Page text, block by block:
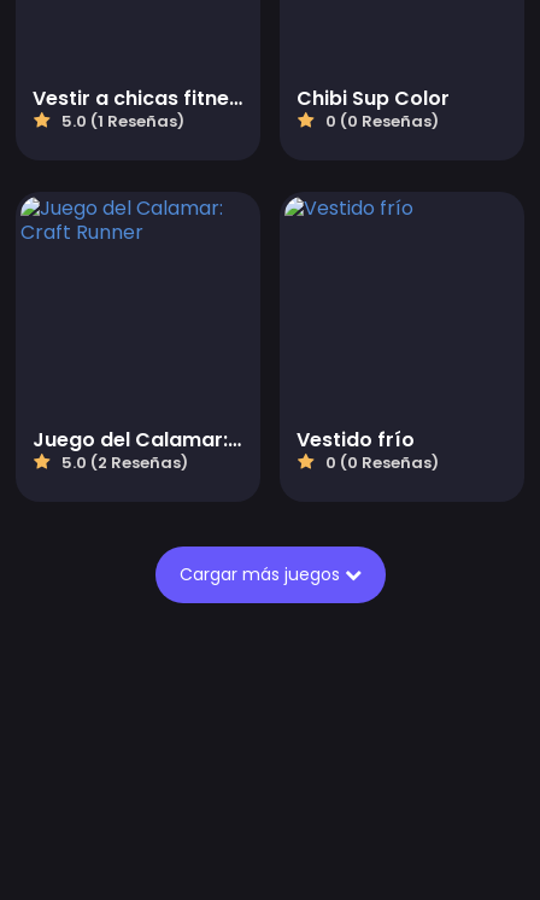
Vestir a chicas fitness
5.0 (1 Reseñas)
Chibi Sup Color
0 (0 Reseñas)
Juego del Calamar: Craft Runner
5.0 (2 Reseñas)
Vestido frío
0 (0 Reseñas)
Cargar más juegos